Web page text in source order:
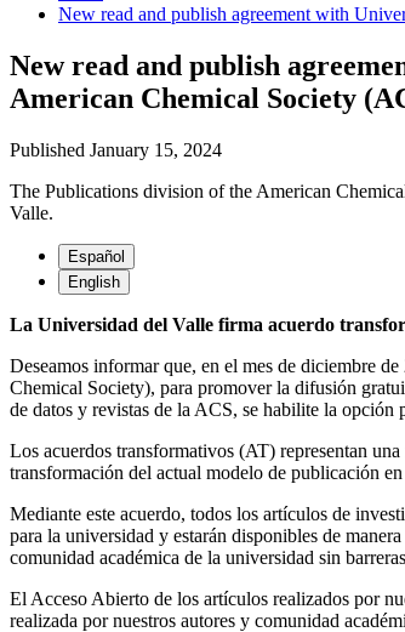
New read and publish agreement with
New read and publish
American Chemical Society
Published January 15, 2024
The Publications division of the American
Valle.
Español
English
La Universidad del Valle firma acuerdo
Deseamos informar que, en el mes de diciembre
Chemical Society), para promover la difusión
de datos y revistas de la ACS, se habilite la opción
Los acuerdos transformativos (AT) representan
transformación del actual modelo de publicación
Mediante este acuerdo, todos los artículos de
para la universidad y estarán disponibles de
comunidad académica de la universidad sin
El Acceso Abierto de los artículos realizados por
realizada por nuestros autores y comunidad